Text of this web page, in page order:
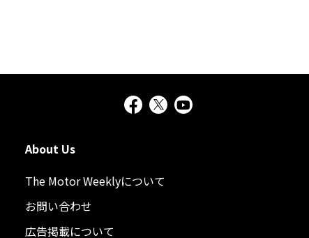
About Us
The Motor Weeklyについて
お問い合わせ
広告掲載について